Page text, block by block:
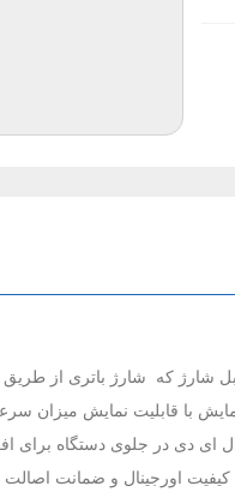
با قابلیت نمایش میزان
باتری داخلی قابل شارژ با قابلیت 10 ساعت کار مداوم ، دارای چراغ ال
اورجینال و ضمانت اصالت